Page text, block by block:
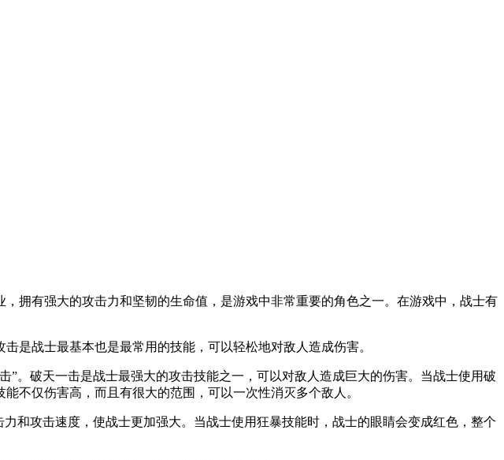
有强大的攻击力和坚韧的生命值，是游戏中非常重要的角色之一。在游戏中，战士有
战士最基本也是最常用的技能，可以轻松地对敌人造成伤害。
破天一击是战士最强大的攻击技能之一，可以对敌人造成巨大的伤害。当战士使用破
不仅伤害高，而且有很大的范围，可以一次性消灭多个敌人。
攻击速度，使战士更加强大。当战士使用狂暴技能时，战士的眼睛会变成红色，整个